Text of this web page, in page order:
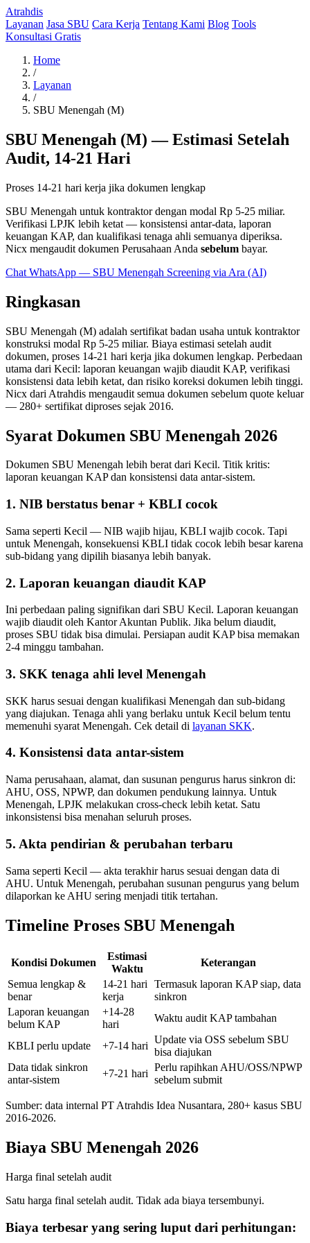
Atrahdis
Layanan Jasa SBU Cara Kerja Tentang Kami Blog Tools
Konsultasi Gratis
Home
/
Layanan
/
SBU Menengah (M)
SBU Menengah (M) — Estimasi Setelah
Audit, 14-21 Hari
Proses 14-21 hari kerja jika dokumen lengkap
SBU Menengah untuk kontraktor dengan modal Rp 5-25 miliar.
Verifikasi LPJK lebih ketat — konsistensi antar-data, laporan
keuangan KAP, dan kualifikasi tenaga ahli semuanya diperiksa.
Nicx mengaudit dokumen Perusahaan Anda sebelum bayar.
Chat WhatsApp — SBU Menengah Screening via Ara (AI)
Ringkasan
SBU Menengah (M) adalah sertifikat badan usaha untuk kontraktor
konstruksi modal Rp 5-25 miliar. Biaya estimasi setelah audit
dokumen, proses 14-21 hari kerja jika dokumen lengkap. Perbedaan
utama dari Kecil: laporan keuangan wajib diaudit KAP, verifikasi
konsistensi data lebih ketat, dan risiko koreksi dokumen lebih tinggi.
Nicx dari Atrahdis mengaudit semua dokumen sebelum quote keluar
— 280+ sertifikat diproses sejak 2016.
Syarat Dokumen SBU Menengah 2026
Dokumen SBU Menengah lebih berat dari Kecil. Titik kritis:
laporan keuangan KAP dan konsistensi data antar-sistem.
1. NIB berstatus benar + KBLI cocok
Sama seperti Kecil — NIB wajib hijau, KBLI wajib cocok. Tapi
untuk Menengah, konsekuensi KBLI tidak cocok lebih besar karena
sub-bidang yang dipilih biasanya lebih banyak.
2. Laporan keuangan diaudit KAP
Ini perbedaan paling signifikan dari SBU Kecil. Laporan keuangan
wajib diaudit oleh Kantor Akuntan Publik. Jika belum diaudit,
proses SBU tidak bisa dimulai. Persiapan audit KAP bisa memakan
2-4 minggu tambahan.
3. SKK tenaga ahli level Menengah
SKK harus sesuai dengan kualifikasi Menengah dan sub-bidang
yang diajukan. Tenaga ahli yang berlaku untuk Kecil belum tentu
memenuhi syarat Menengah. Cek detail di layanan SKK.
4. Konsistensi data antar-sistem
Nama perusahaan, alamat, dan susunan pengurus harus sinkron di:
AHU, OSS, NPWP, dan dokumen pendukung lainnya. Untuk
Menengah, LPJK melakukan cross-check lebih ketat. Satu
inkonsistensi bisa menahan seluruh proses.
5. Akta pendirian & perubahan terbaru
Sama seperti Kecil — akta terakhir harus sesuai dengan data di
AHU. Untuk Menengah, perubahan susunan pengurus yang belum
dilaporkan ke AHU sering menjadi titik tertahan.
Timeline Proses SBU Menengah
Kondisi Dokumen
Estimasi
Waktu
Keterangan
Semua lengkap &
benar
14-21 hari
kerja
Termasuk laporan KAP siap, data
sinkron
Laporan keuangan
belum KAP
+14-28
hari
Waktu audit KAP tambahan
KBLI perlu update +7-14 hari
Update via OSS sebelum SBU
bisa diajukan
Data tidak sinkron
antar-sistem
+7-21 hari
Perlu rapihkan AHU/OSS/NPWP
sebelum submit
Sumber: data internal PT Atrahdis Idea Nusantara, 280+ kasus SBU
2016-2026.
Biaya SBU Menengah 2026
Harga final setelah audit
Satu harga final setelah audit. Tidak ada biaya tersembunyi.
Biaya terbesar yang sering luput dari perhitungan: